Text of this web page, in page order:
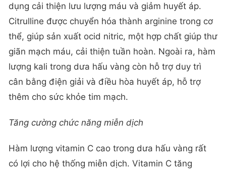
dụng cải thiện lưu lượng máu và giảm huyết áp.
Citrulline được chuyển hóa thành arginine trong cơ
thể, giúp sản xuất ocid nitric, một hợp chất giúp thư
giãn mạch máu, cải thiện tuần hoàn. Ngoài ra, hàm
lượng kali trong dưa hấu vàng còn hỗ trợ duy trì
cân bằng điện giải và điều hòa huyết áp, hỗ trợ
thêm cho sức khỏe tim mạch.
Tăng cường chức năng miễn dịch
Hàm lượng vitamin C cao trong dưa hấu vàng rất
có lợi cho hệ thống miễn dịch. Vitamin C tăng